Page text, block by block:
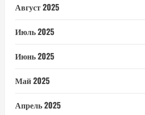
Август 2025
Июль 2025
Июнь 2025
Май 2025
Апрель 2025